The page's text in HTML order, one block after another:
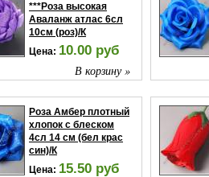
***Роза высокая
Аваланж атлас 6сл
10см (роз)/К
Цена: 10.00 руб
В корзину »
Роза Амбер плотный
хлопок с блеском
4сл 14 см (бел крас
син)/К
Цена: 15.50 руб